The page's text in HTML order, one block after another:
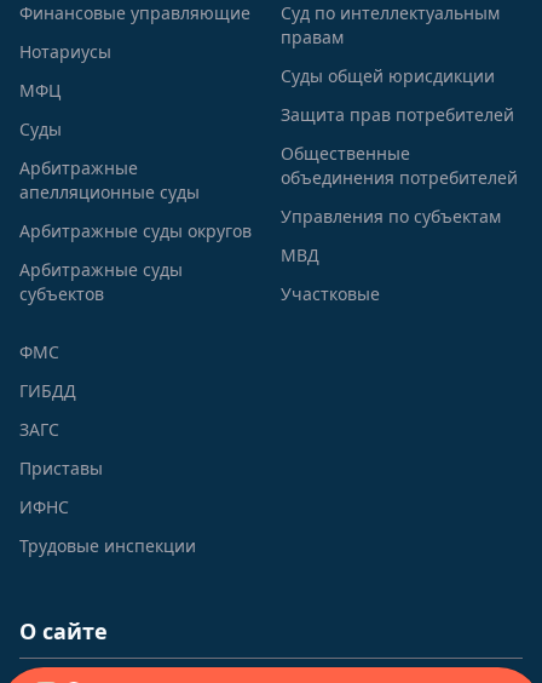
Финансовые управляющие
Нотариусы
МФЦ
Суды
Арбитражные
апелляционные суды
Арбитражные суды округов
Арбитражные суды
субъектов
Суд по интеллектуальным
правам
Суды общей юрисдикции
Защита прав потребителей
Общественные
объединения потребителей
Управления по субъектам
МВД
Участковые
ФМС
ГИБДД
ЗАГС
Приставы
ИФНС
Трудовые инспекции
О сайте